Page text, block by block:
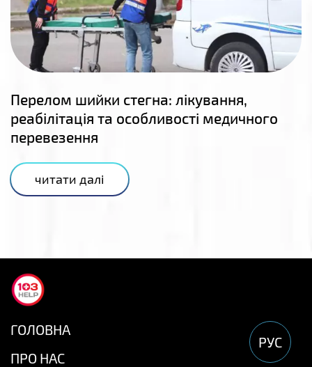
Перелом шийки стегна: лікування,
реабілітація та особливості медичного
перевезення
читати далі
ГОЛОВНА
ПРО НАС
РУС